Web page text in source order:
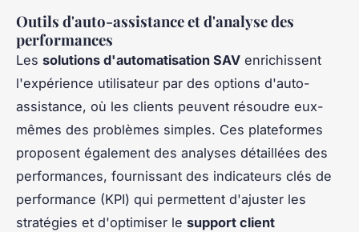
Outils d'auto-assistance et d'analyse des
performances
Les solutions d'automatisation SAV enrichissent
l'expérience utilisateur par des options d'auto-
assistance, où les clients peuvent résoudre eux-
mêmes des problèmes simples. Ces plateformes
proposent également des analyses détaillées des
performances, fournissant des indicateurs clés de
performance (KPI) qui permettent d'ajuster les
stratégies et d'optimiser le support client